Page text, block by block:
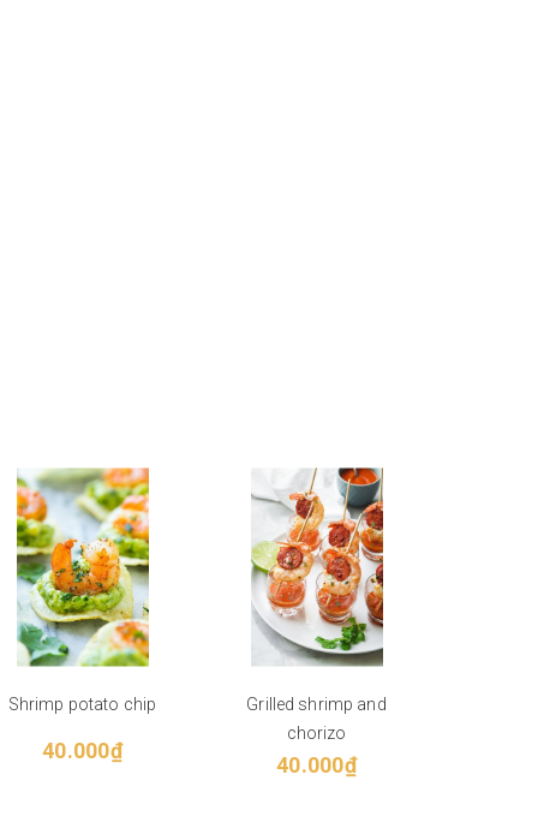
Shrimp potato chip
40.000₫
Grilled shrimp and
chorizo
40.000₫